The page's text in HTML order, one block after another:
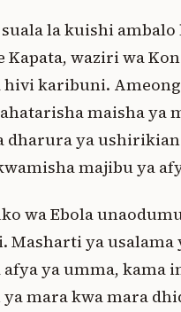
la kuishi
Kapata, waziri wa
karibuni.
maisha ya
ya
majibu ya
wa Ebola
Masharti ya
ya umma, kama
mara kwa mara